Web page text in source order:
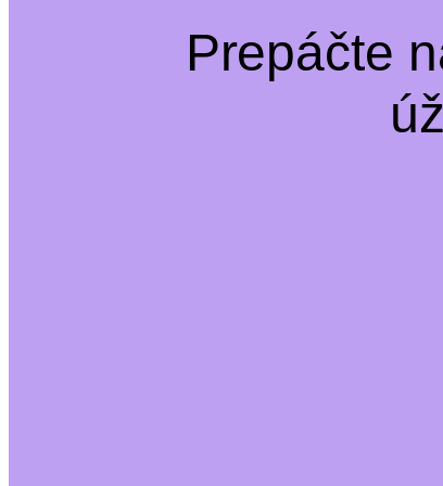
Prepáčte